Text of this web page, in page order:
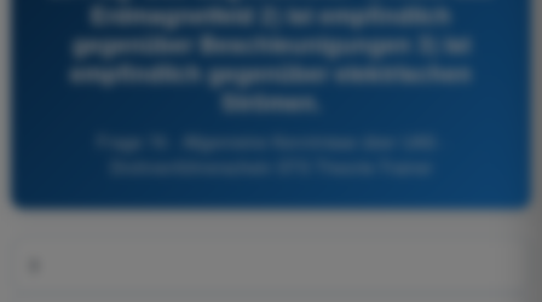
Erdmagnetfeld 2) ist empfindlich
gegenüber Beschleunigungen 3) ist
empfindlich gegenüber elektrischen
Strömen.
Frage 76 - Allgemeine Kenntnisse über UAS -